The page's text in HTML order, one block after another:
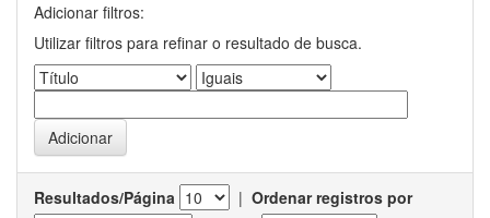
Adicionar filtros:
Utilizar filtros para refinar o resultado de busca.
Resultados/Página | Ordenar registros por